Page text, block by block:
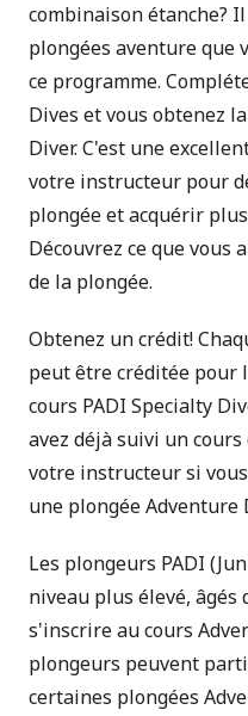
combinaison étanche?
plongées aventure que
ce programme.
Dives et vous obtenez
Diver. C'est une
votre instructeur pour
plongée et acquérir
Découvrez ce que vous
de la plongée.
Obtenez un crédit!
peut être créditée pour
cours PADI Specialty
avez déjà suivi un
votre instructeur si
une plongée Adventure
Les plongeurs PADI
niveau plus élevé, âgés
s'inscrire au cours
plongeurs peuvent
certaines plongées